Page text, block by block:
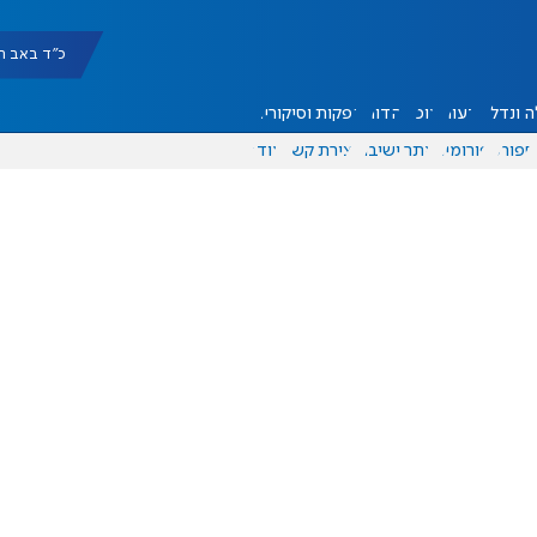
כ"ד באב תשפ"ו
ונדל"ן דעות אוכל יהדות הפקות וסיקורים
ספורט פורומים אתר ישיבה יצירת קשר עוד